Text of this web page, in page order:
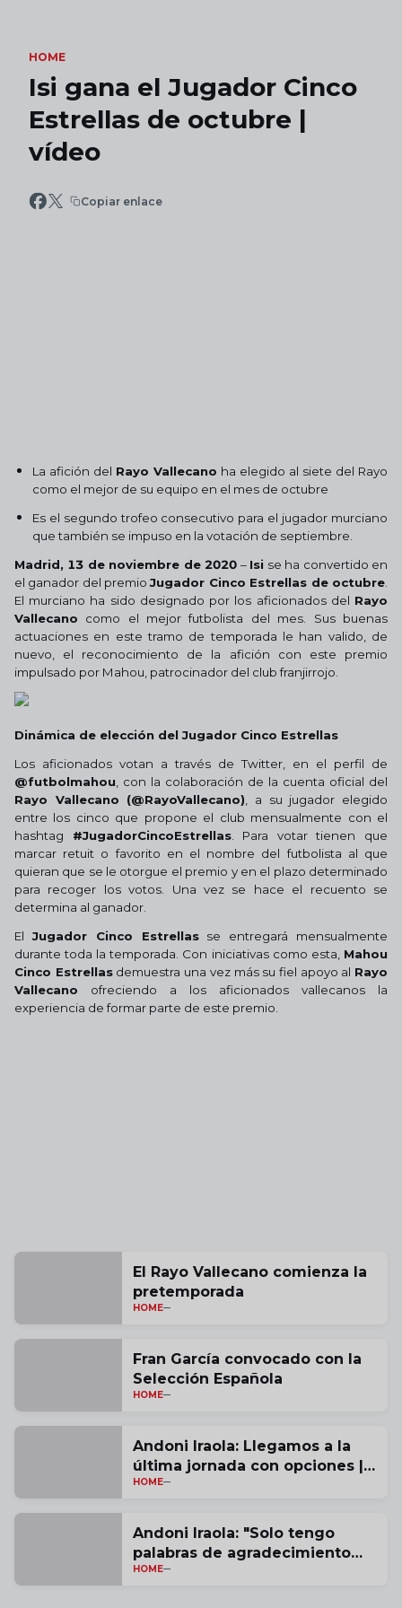
HOME
Isi gana el Jugador Cinco
Estrellas de octubre |
vídeo
Copiar enlace
La afición del Rayo Vallecano ha elegido al siete del Rayo
como el mejor de su equipo en el mes de octubre
Es el segundo trofeo consecutivo para el jugador murciano
que también se impuso en la votación de septiembre.
Madrid, 13 de noviembre de 2020 – Isi se ha convertido en
el ganador del premioJugador Cinco Estrellas de octubre
El murciano ha sido designado por los aficionados del Rayo
Vallecano como el mejor futbolista del mes. Sus buenas
actuaciones en este tramo de temporada le han valido, de
nuevo, el reconocimiento de la afición con este premio
impulsado por Mahou, patrocinador del club franjirrojo.
Dinámica de elección del Jugador Cinco Estrellas
Los aficionados votan a través de Twitter, en el perfil de
@futbolmahou , con la colaboración de la cuenta oficial del
Rayo Vallecano (@RayoVallecano) , a su jugador elegido
entre los cinco que propone el club mensualmente con el
hashtag #JugadorCincoEstrellas. Para votar tienen que
marcar retuit o favorito en el nombre del futbolista al que
quieran que se le otorgue el premio y en el plazo determinado
para recoger los votos. Una vez se hace el recuento se
determina al ganador.
ElJugador Cinco Estrellasse entregará mensualmente
durante toda la temporada. Con iniciativas como esta, Mahou
Cinco Estrellasdemuestra una vez más su fiel apoyo al Rayo
Vallecano ofreciendo a los aficionados vallecanos la
experiencia de formar parte de este premio.
El Rayo Vallecano comienza la
pretemporada
HOME
Fran García convocado con la
Selección Española
HOME
Andoni Iraola: Llegamos a la
última jornada con opciones |
vídeo
HOME
Andoni Iraola: "Solo tengo
palabras de agradecimiento
por estas tres temporadas" |
HOME